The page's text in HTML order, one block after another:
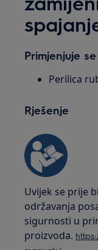
Primjenjuje
Perilica
Rješenje
Uvijek se prije
održavanja
sigurnosti u
proizvoda.